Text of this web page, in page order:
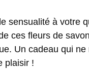
sensualité à votre
ces fleurs de
Un cadeau qui
plaisir !